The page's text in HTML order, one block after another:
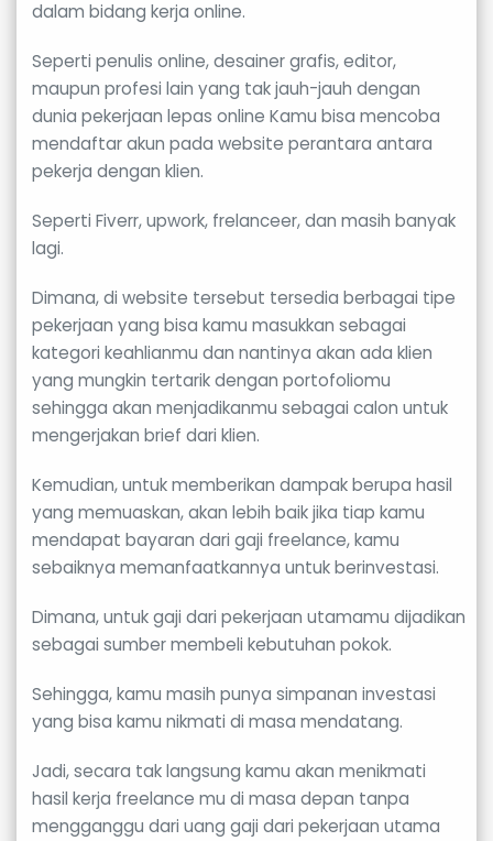
dalam bidang kerja online.
Seperti penulis online, desainer grafis, editor,
maupun profesi lain yang tak jauh-jauh dengan
dunia pekerjaan lepas online Kamu bisa mencoba
mendaftar akun pada website perantara antara
pekerja dengan klien.
Seperti Fiverr, upwork, frelanceer, dan masih banyak
lagi.
Dimana, di website tersebut tersedia berbagai tipe
pekerjaan yang bisa kamu masukkan sebagai
kategori keahlianmu dan nantinya akan ada klien
yang mungkin tertarik dengan portofoliomu
sehingga akan menjadikanmu sebagai calon untuk
mengerjakan brief dari klien.
Kemudian, untuk memberikan dampak berupa hasil
yang memuaskan, akan lebih baik jika tiap kamu
mendapat bayaran dari gaji freelance, kamu
sebaiknya memanfaatkannya untuk berinvestasi.
Dimana, untuk gaji dari pekerjaan utamamu dijadikan
sebagai sumber membeli kebutuhan pokok.
Sehingga, kamu masih punya simpanan investasi
yang bisa kamu nikmati di masa mendatang.
Jadi, secara tak langsung kamu akan menikmati
hasil kerja freelance mu di masa depan tanpa
mengganggu dari uang gaji dari pekerjaan utama